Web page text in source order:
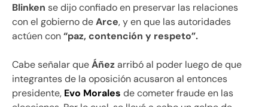
Blinken se dijo confiado en preservar las relaciones
con el gobierno deArce, y en que las autoridades
actúen con“paz, contención y respeto”.
Cabe señalar queÁñezarribó al poder luego de que
integrantes de la oposición acusaron al entonces
presidente, Evo Morales de cometer fraude en las